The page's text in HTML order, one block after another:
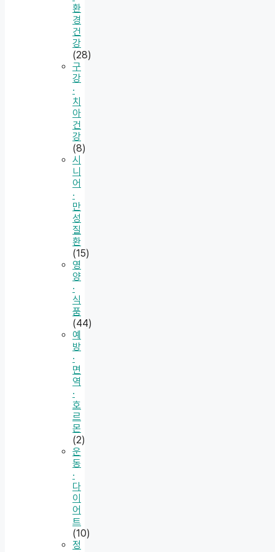
환
경
건
강
(28)
구
강
·
치
아
건
강
(8)
시
니
어
·
만
성
질
환
(15)
영
양
·
식
품
(44)
예
방
·
면
역
·
호
르
몬
(2)
운
동
·
다
이
어
트
(10)
정